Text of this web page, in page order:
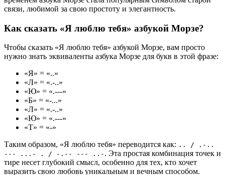
связи, любимой за свою простоту и элегантность.
Как сказать «Я люблю тебя» азбукой Морзе?
Чтобы сказать «Я люблю тебя» азбукой Морзе, вам просто
нужно знать эквиваленты азбука Морзе для букв в этой фразе:
«Я» = «..»
«Л» = «.-..»
«Ю» = «.---»
«Б» = «-...»
«Л» = «.-..»
«Ю» = «.---»
«Т» = «-»
Таким образом, «Я люблю тебя» переводится как: .. / .-..
--- ...- . / -.-- --- ..- . Эта простая комбинация точек и
тире несет глубокий смысл, особенно для тех, кто хочет
выразить свою любовь уникальным и вечным способом.